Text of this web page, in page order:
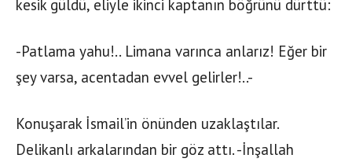
kesik güldü, eliyle ikinci kaptanın böğrünü dürttü:
-Patlama yahu!.. Limana varınca anlarız! Eğer bir
şey varsa, acentadan evvel gelirler!..-
Konuşarak İsmail’in önünden uzaklaştılar.
Delikanlı arkalarından bir göz attı. -İnşallah